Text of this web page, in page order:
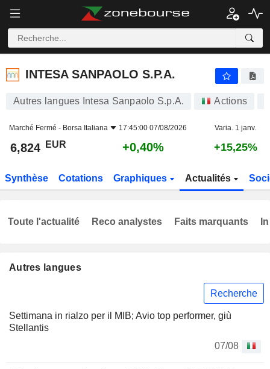
INTESA SANPAOLO S.P.A.
INTESA SANPAOLO S.P.A.
Autres langues Intesa Sanpaolo S.p.A. Actions
Marché Fermé - Borsa Italiana 17:45:00 07/08/2026 Varia. 1 janv.
6,824 EUR +0,40% +15,25%
Synthèse Cotations Graphiques Actualités
Autres langues
Recherche
Settimana in rialzo per il MIB; Avio top performer, giù
Stellantis
07/08
Toute l'actualité Reco analystes Faits marquants